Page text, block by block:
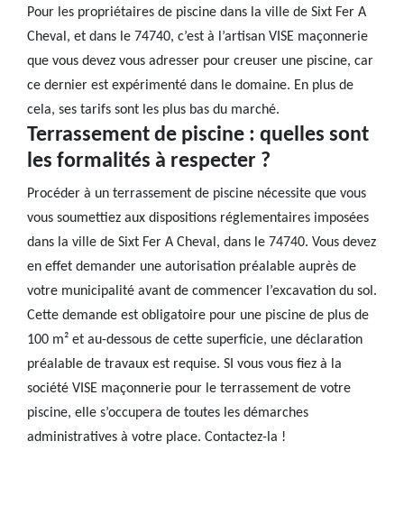
Pour les propriétaires de piscine dans la ville de Sixt Fer A
Cheval, et dans le 74740, c’est à l’artisan VISE maçonnerie
que vous devez vous adresser pour creuser une piscine, car
ce dernier est expérimenté dans le domaine. En plus de
cela, ses tarifs sont les plus bas du marché.
Terrassement de piscine : quelles sont
les formalités à respecter ?
Procéder à un terrassement de piscine nécessite que vous
vous soumettiez aux dispositions réglementaires imposées
dans la ville de Sixt Fer A Cheval, dans le 74740. Vous devez
en effet demander une autorisation préalable auprès de
votre municipalité avant de commencer l’excavation du sol.
Cette demande est obligatoire pour une piscine de plus de
100 m² et au-dessous de cette superficie, une déclaration
préalable de travaux est requise. SI vous vous fiez à la
société VISE maçonnerie pour le terrassement de votre
piscine, elle s’occupera de toutes les démarches
administratives à votre place. Contactez-la !